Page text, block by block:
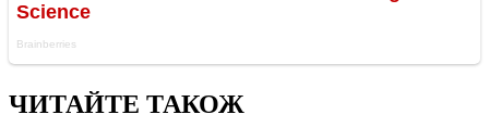
ЧИТАЙТЕ ТАКОЖ